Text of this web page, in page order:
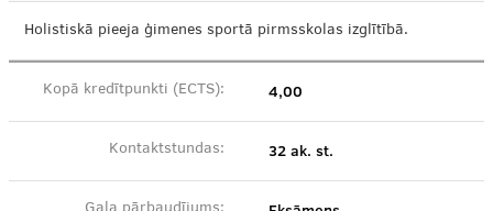
Holistiskā pieeja ģimenes sportā pirmsskolas izglītībā.
Kopā kredītpunkti (ECTS): 4,00
Kontaktstundas: 32 ak. st.